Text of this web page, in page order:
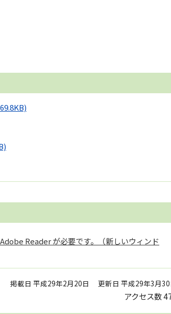
Reader が必要です。（新しいウィンド
掲載日 平成29年2月20日 更新日 平成29年3月30
アクセス数